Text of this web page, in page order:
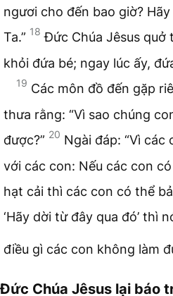
ngươi cho đến bao giờ?
Ta.” 18 Đức Chúa Jêsus quở
khỏi đứa bé; ngay lúc ấy,
19 Các môn đồ đến gặp
thưa rằng: “Vì sao chúng
được?” 20 Ngài đáp: “Vì
với các con: Nếu các con
hạt cải thì các con có thể
‘Hãy dời từ đây qua đó’ thì
điều gì các con không làm
Đức Chúa Jêsus lại báo